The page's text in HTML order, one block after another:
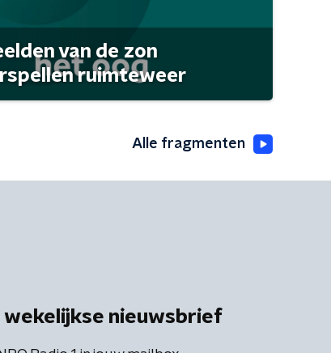
van de zon
ruimteweer
Alle fragmenten
wekelijkse nieuwsbrief